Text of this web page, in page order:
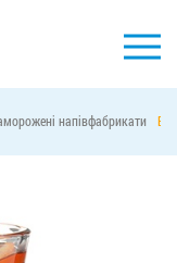
напівфабрикати